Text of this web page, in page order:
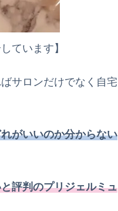
ています】
サロンだけでなく自宅
がいいのか分からない
評判のプリジェルミュ